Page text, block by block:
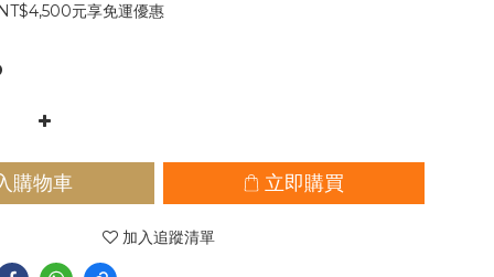
元享免運優惠
購物車 立即購買
加入追蹤清單